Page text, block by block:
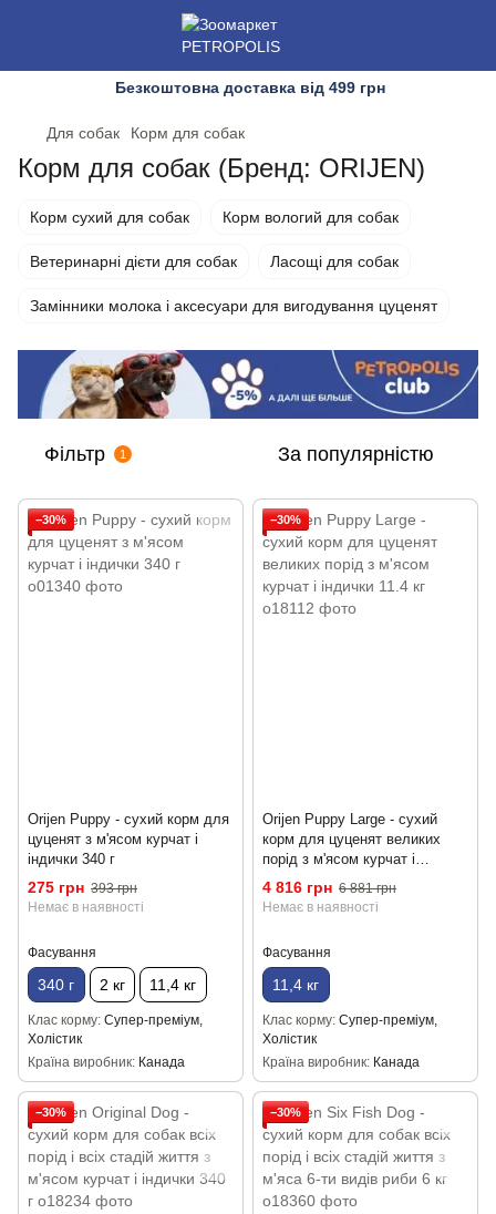
Безкоштовна доставка від 499 грн
Для собак Корм для собак
Корм для собак (Бренд: ORIJEN)
Корм сухий для собак Корм вологий для собак
Ветеринарні дієти для собак Ласощі для собак
Замінники молока і аксесуари для вигодування цуценят
Фільтр 1 За популярністю
−30%
Orijen Puppy - сухий корм для
цуценят з м'ясом курчат і
індички 340 г
275 грн 393 грн
Немає в наявності
Фасування
340 г 2 кг 11,4 кг
Клас корму Супер-преміум,
Холістик
Країна виробник Канада
−30%
Orijen Puppy Large - сухий
корм для цуценят великих
порід з м'ясом курчат і
індички 11.4 кг
4 816 грн 6 881 грн
Немає в наявності
Фасування
11,4 кг
Клас корму Супер-преміум,
Холістик
Країна виробник Канада
−30% −30%